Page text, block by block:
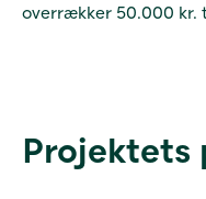
overrækker 50.000 kr.
Projektets